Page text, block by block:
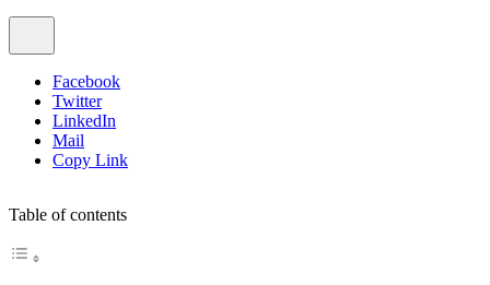
Facebook
Twitter
LinkedIn
Mail
Copy Link
Table of contents